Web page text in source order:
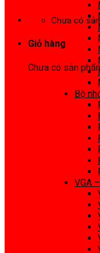
Chưa có
Giỏ hàng
Chưa có sản
Bộ
VGA